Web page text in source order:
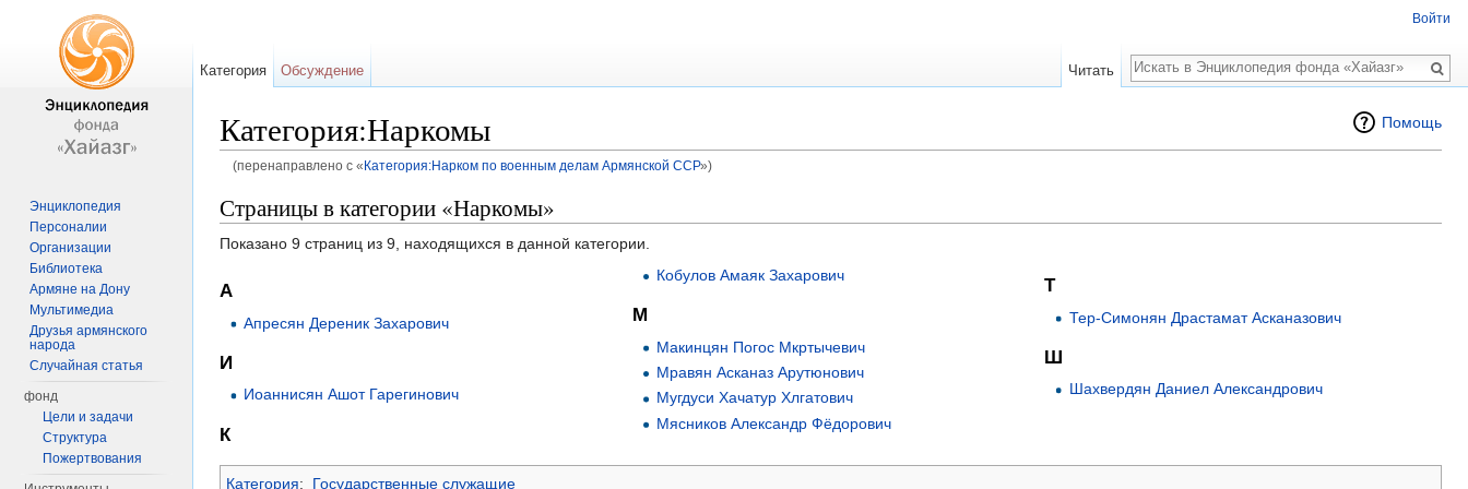
Помощь
Категория:Наркомы
(перенаправлено с « Категория:Нарком по военным делам Армянской ССР»)
Страницы в категории «Наркомы»
Показано 9 страниц из 9, находящихся в данной категории.
А
Апресян Дереник Захарович
И
Иоаннисян Ашот Гарегинович
К
Кобулов Амаяк Захарович
М
Макинцян Погос Мкртычевич
Мравян Асканаз Арутюнович
Мугдуси Хачатур Хлгатович
Мясников Александр Фёдорович
Т
Тер-Симонян Драстамат Асканазович
Ш
Шахвердян Даниел Александрович
Категория: Государственные служащие
Войти
Категория Обсуждение Читать
Поиск
Энциклопедия
Персоналии
Организации
Библиотека
Армяне на Дону
Мультимедиа
Друзья армянского
народа
Случайная статья
фонд
Цели и задачи
Структура
Пожертвования